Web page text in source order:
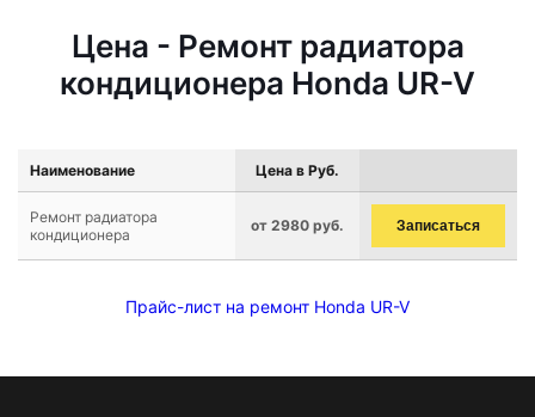
Цена - Ремонт радиатора
кондиционера Honda UR-V
Наименование Цена в Руб.
Ремонт радиатора
кондиционера
от 2980 руб. Записаться
Прайс-лист на ремонт Honda UR-V